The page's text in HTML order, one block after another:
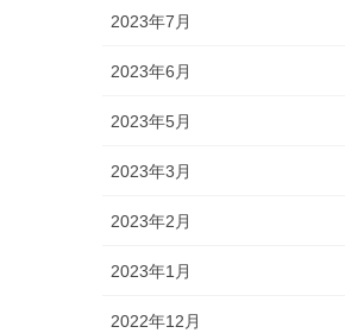
2023年7月
2023年6月
2023年5月
2023年3月
2023年2月
2023年1月
2022年12月